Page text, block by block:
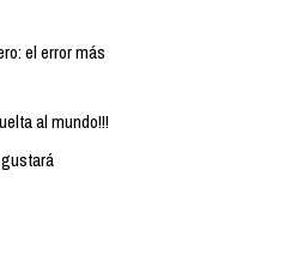
el error más
al mundo!!!